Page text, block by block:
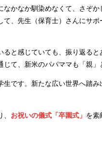
なかなか馴染めなくて、さぞ
て、先生（保育士）さんにサ
と感じていても、振り返る
て、新米のパパママも「親」
です。新たな広い世界へ踏
お祝いの儀式「卒園式」 を素